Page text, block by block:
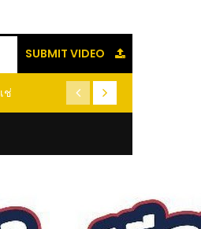
SUBMIT VIDEO
(คลิป) รู้แล้วจะหนาว!! หัวเดียว
หนอนแมลง หนีกระเจิงทั้ง